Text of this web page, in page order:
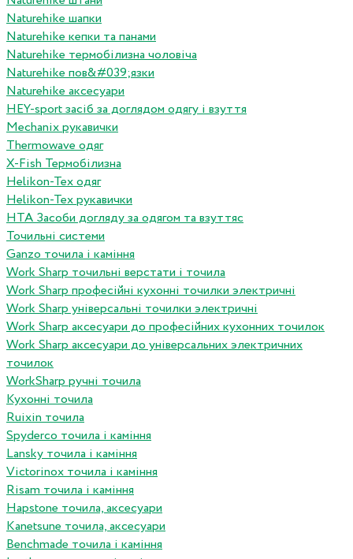
Naturehike шапки
Naturehike кепки та панами
Naturehike термобілизна чоловіча
Naturehike пов&#039;язки
Naturehike аксесуари
HEY-sport засіб за доглядом одягу і взуття
Mechanix рукавички
Thermowave одяг
X-Fish Термобілизна
Helikon-Tex одяг
Helikon-Tex рукавички
HTA Засоби догляду за одягом та взуттяс
Точильні системи
Ganzo точила і каміння
Work Sharp точильні верстати і точила
Work Sharp професiйнi кухоннi точилки электричнi
Work Sharp унiверсальнi точилки электричнi
Work Sharp аксесуари до професiйних кухонних точилок
Work Sharp аксесуари до унiверсальних электричних
точилок
WorkSharp ручні точила
Кухонні точила
Ruixin точила
Spyderco точила і каміння
Lansky точила і каміння
Victorinox точила і каміння
Risam точила і каміння
Hapstone точила, аксесуари
Kanetsune точила, аксесуари
Benchmade точила і каміння